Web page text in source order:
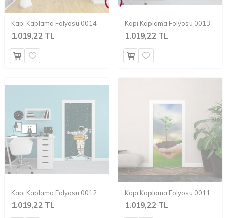
Kapı Kaplama Folyosu 0014
1.019,22 TL
Kapı Kaplama Folyosu 0013
1.019,22 TL
Kapı Kaplama Folyosu 0012
1.019,22 TL
Kapı Kaplama Folyosu 0011
1.019,22 TL